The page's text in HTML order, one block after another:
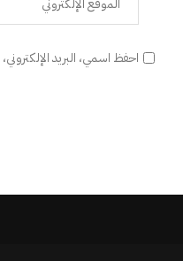
احفظ اسمي، البريد